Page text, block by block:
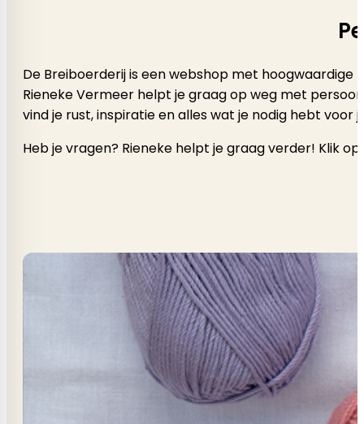
De Breiboerderij is een webshop met
Rieneke Vermeer helpt je graag op weg met
vind je rust, inspiratie en alles wat je nodig hebt voor
Heb je vragen? Rieneke helpt je graag verder! Klik